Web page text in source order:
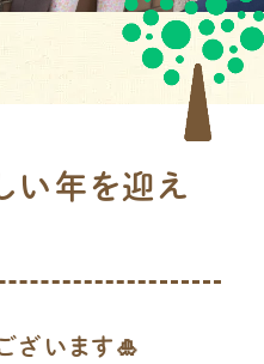
年を迎え
ざいます🎍